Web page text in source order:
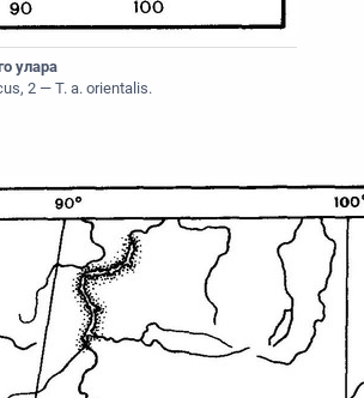
улара
2 — Т. a. orientalis.